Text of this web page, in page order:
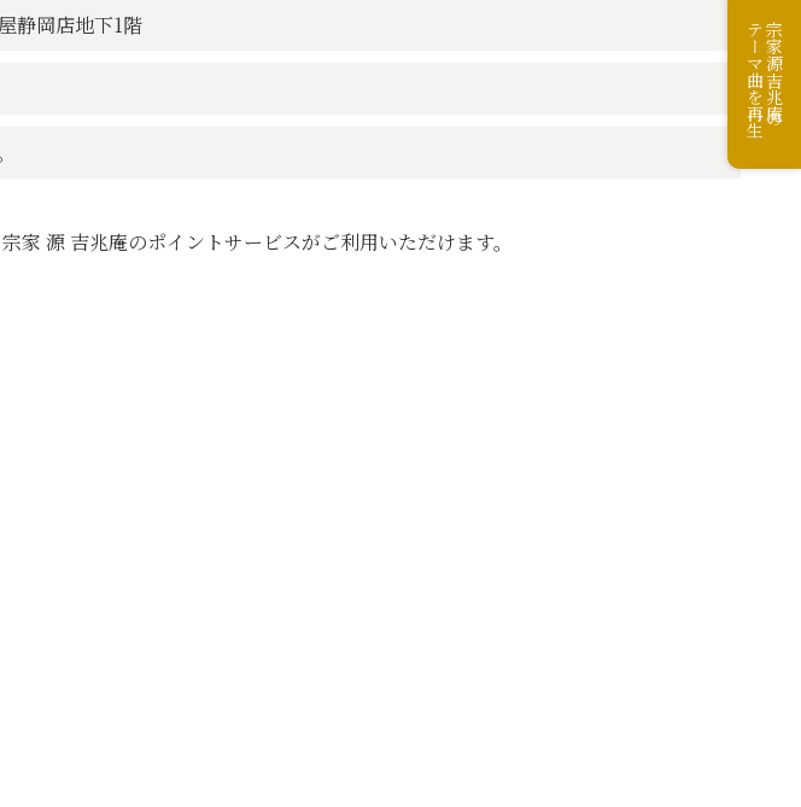
静岡店地下1階
家 源 吉兆庵のポイントサービスがご利用いただけます。
宗家源吉兆庵の
テーマ曲を再生